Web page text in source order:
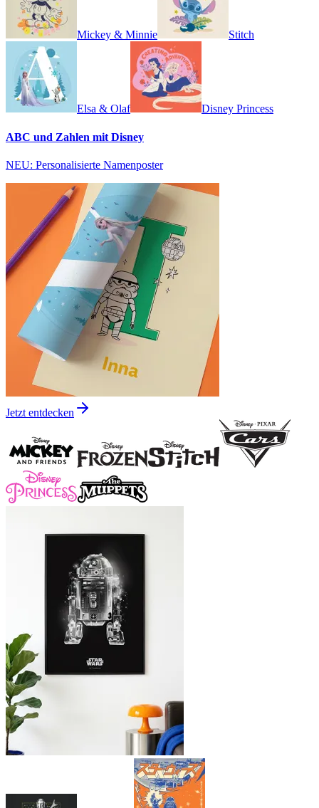
Mickey & Minnie Stitch
Elsa & Olaf Disney Princess
ABC und Zahlen mit Disney
NEU: Personalisierte Namenposter
Jetzt entdecken